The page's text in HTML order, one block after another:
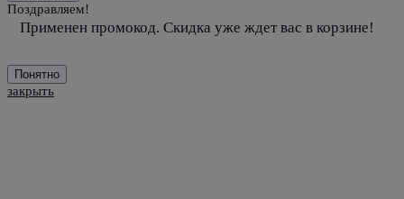
Поздравляем!
Применен промокод. Скидка уже ждет вас в корзине!
Понятно
закрыть